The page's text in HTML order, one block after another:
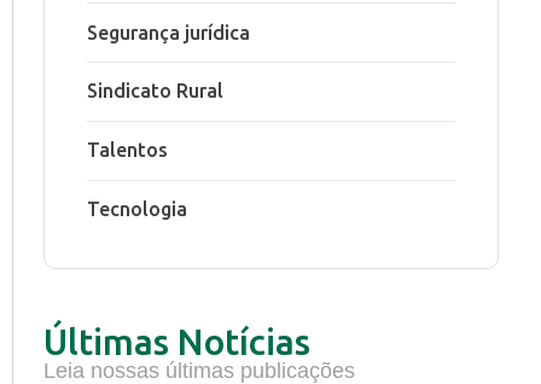
Segurança jurídica
Sindicato Rural
Talentos
Tecnologia
Últimas Notícias
Leia nossas últimas publicações